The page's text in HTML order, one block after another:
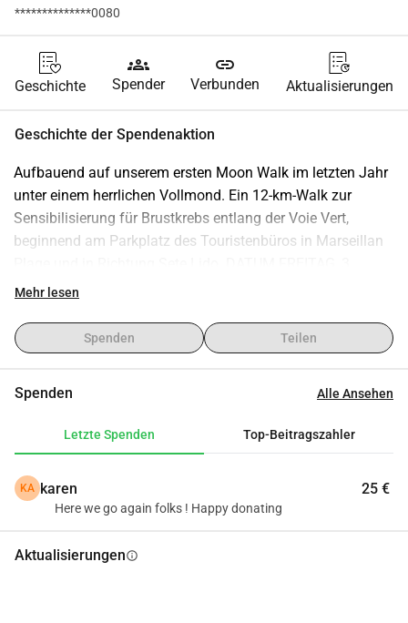
**************0080
Geschichte
groups
Spender
link
Verbunden Aktualisierungen
Geschichte der Spendenaktion
Aufbauend auf unserem ersten Moon Walk im letzten Jahr
unter einem herrlichen Vollmond. Ein 12-km-Walk zur
Sensibilisierung für Brustkrebs entlang der Voie Vert,
beginnend am Parkplatz des Touristenbüros in Marseillan
OKTOBER 2025 - 20:00 Uhr Start. Pinke BHs sind
Damen, Herren und Hunde!!
Mehr lesen
Spenden Teilen
Spenden Alle Ansehen
Letzte Spenden Top-Beitragszahler
KA karen 25 €
Here we go again folks ! Happy donating
Aktualisierungeninfo